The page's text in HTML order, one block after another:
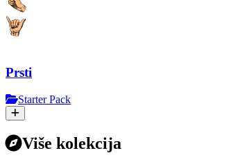
Prsti
Starter Pack
Više kolekcija